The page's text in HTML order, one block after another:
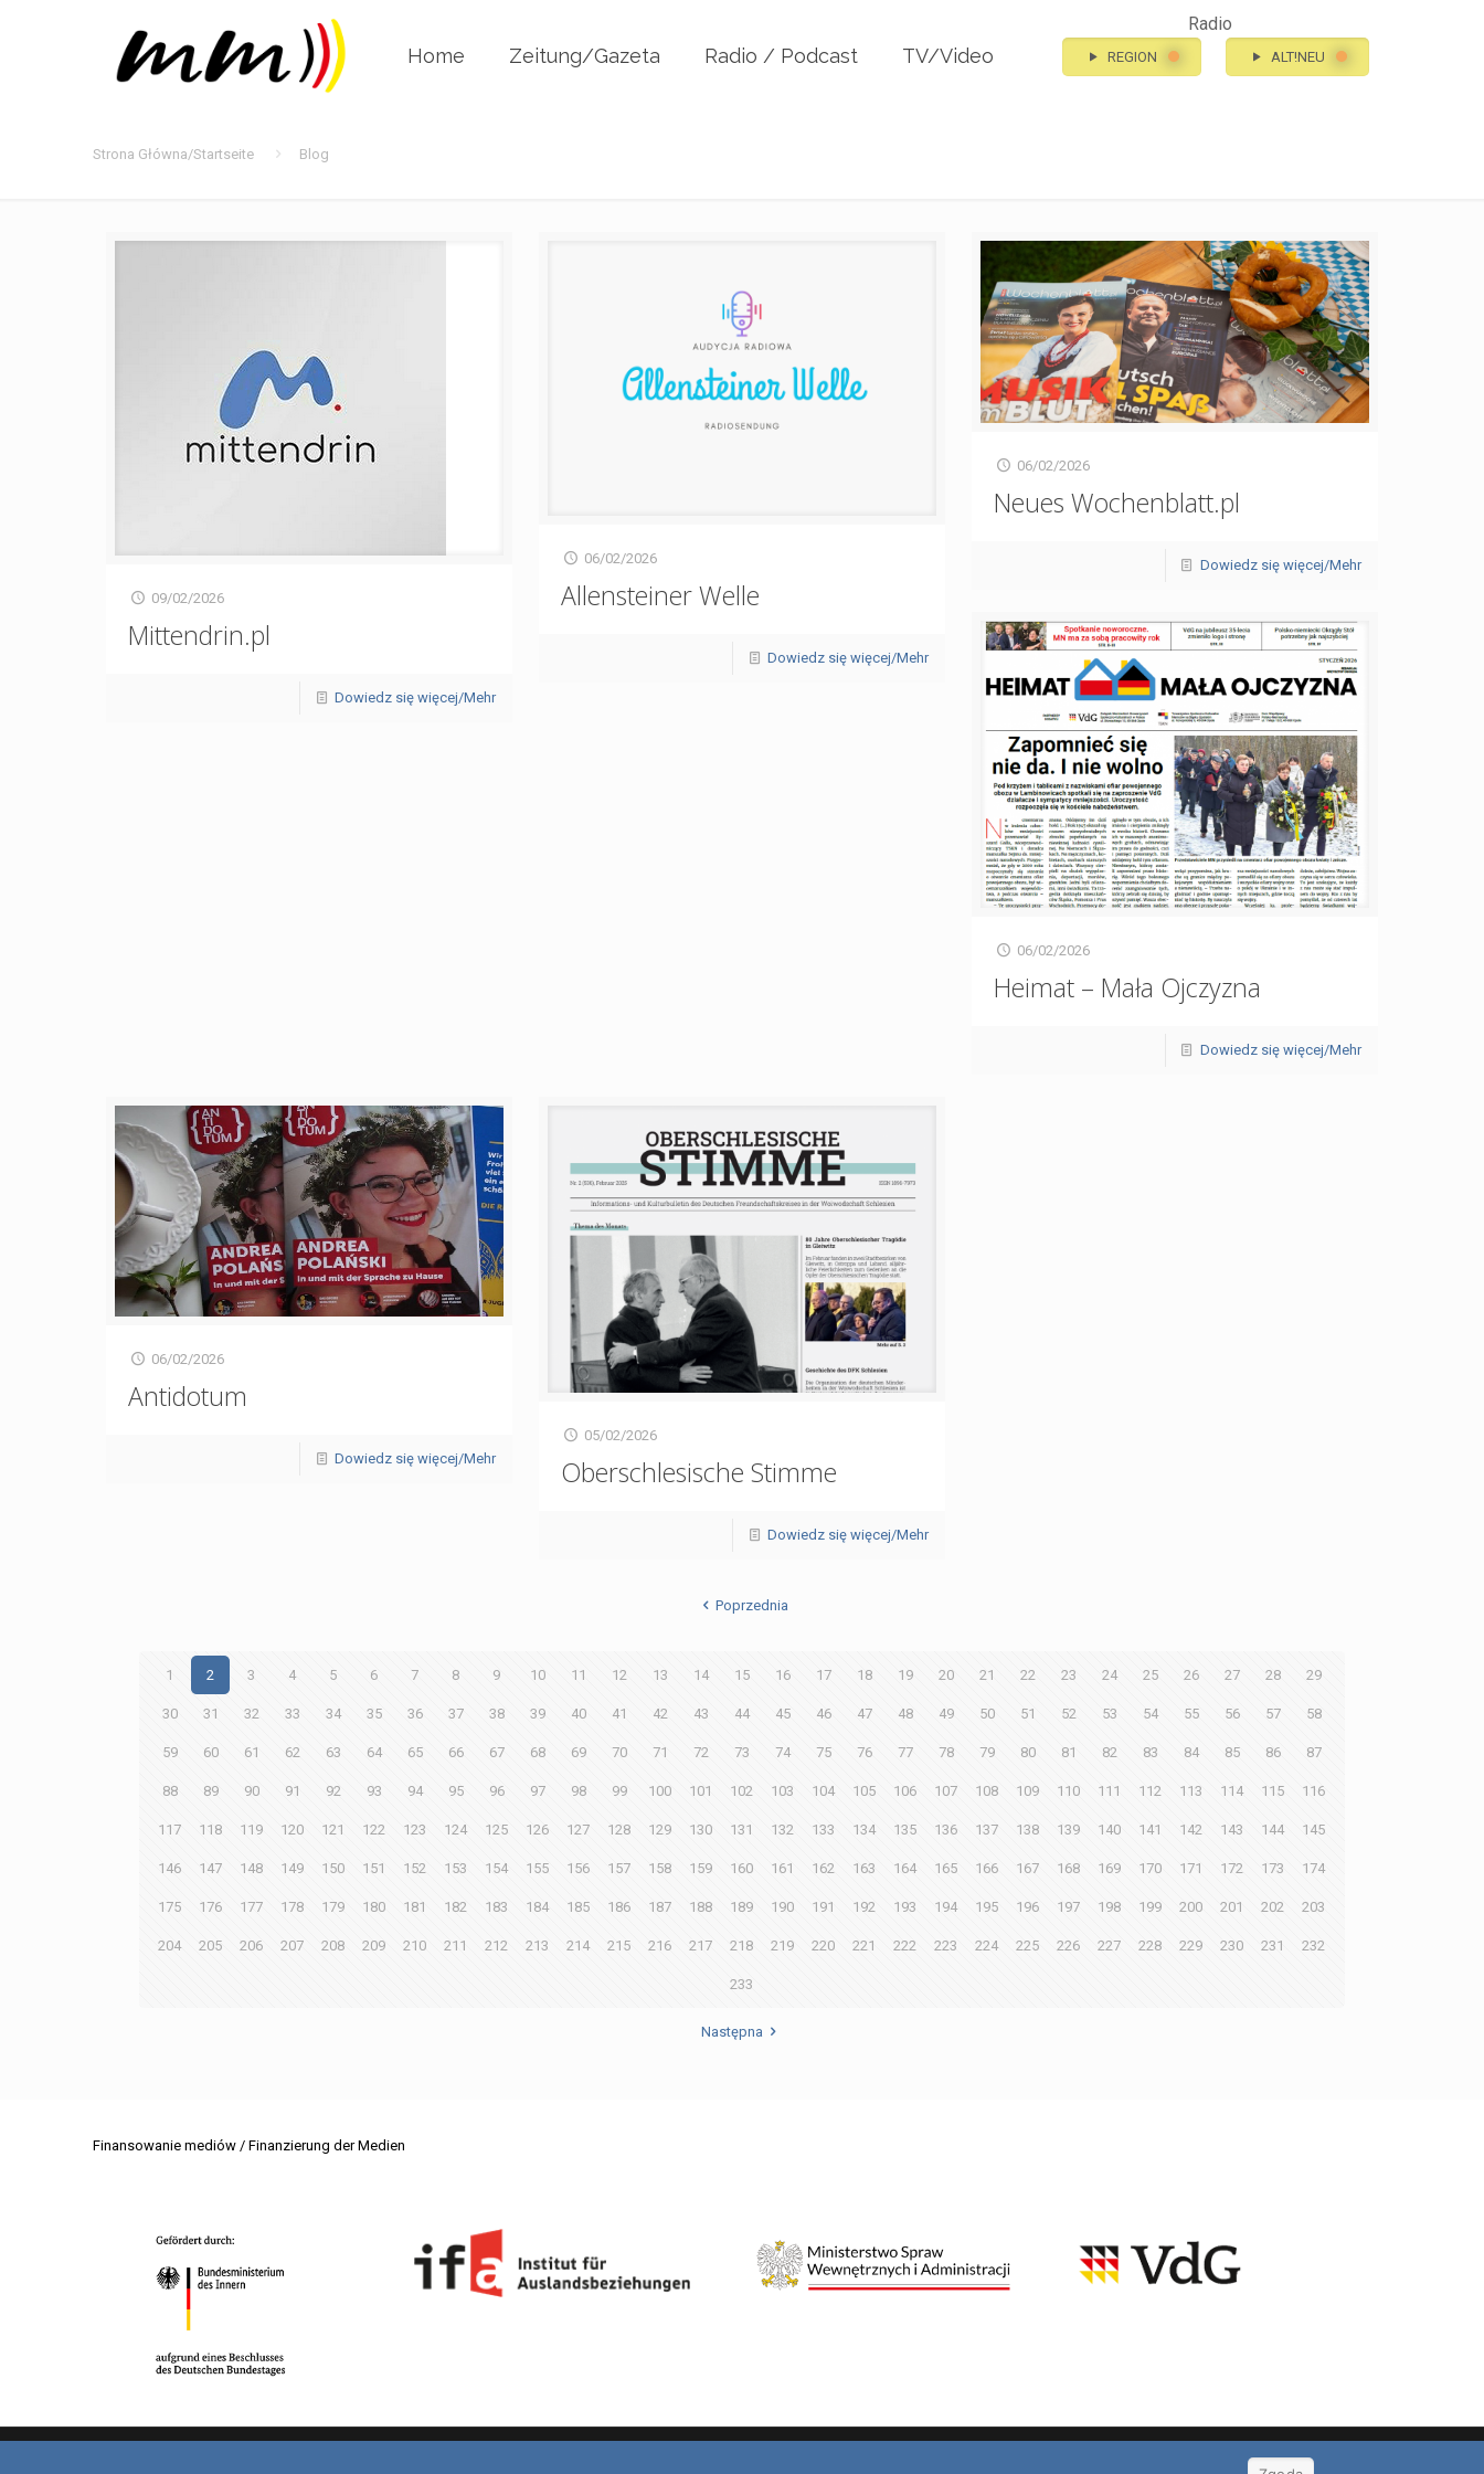
Home Zeitung/Gazeta Radio / Podcast TV/Video
Radio
REGION ALT!NEU
Strona Główna/Startseite Blog
09/02/2026
Mittendrin.pl
Dowiedz się więcej/Mehr
06/02/2026
Allensteiner Welle
Dowiedz się więcej/Mehr
06/02/2026
Neues Wochenblatt.pl
Dowiedz się więcej/Mehr
06/02/2026
Heimat – Mała Ojczyzna
Dowiedz się więcej/Mehr
06/02/2026
Antidotum
Dowiedz się więcej/Mehr
05/02/2026
Oberschlesische Stimme
Dowiedz się więcej/Mehr
Poprzednia
1 2 3 4 5 6 7 8 9 10 11 12 13 14 15 16 17 18 19 20 21 22 23 24 25 26 27 28 29
30 31 32 33 34 35 36 37 38 39 40 41 42 43 44 45 46 47 48 49 50 51 52 53 54 55 56 57 58
59 60 61 62 63 64 65 66 67 68 69 70 71 72 73 74 75 76 77 78 79 80 81 82 83 84 85 86 87
88 89 90 91 92 93 94 95 96 97 98 99 100 101 102 103 104 105 106 107 108 109 110 111 112 113 114 115 116
117 118 119 120 121 122 123 124 125 126 127 128 129 130 131 132 133 134 135 136 137 138 139 140 141 142 143 144 145
146 147 148 149 150 151 152 153 154 155 156 157 158 159 160 161 162 163 164 165 166 167 168 169 170 171 172 173 174
175 176 177 178 179 180 181 182 183 184 185 186 187 188 189 190 191 192 193 194 195 196 197 198 199 200 201 202 203
204 205 206 207 208 209 210 211 212 213 214 215 216 217 218 219 220 221 222 223 224 225 226 227 228 229 230 231 232
233
Następna
Finansowanie mediów / Finanzierung der Medien